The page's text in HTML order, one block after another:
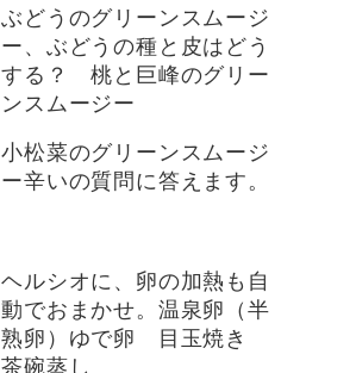
ぶどうのグリーンスムージ
ー、ぶどうの種と皮はどう
する？ 桃と巨峰のグリー
ンスムージー
小松菜のグリーンスムージ
ー辛いの質問に答えます。
ヘルシオに、卵の加熱も自
動でおまかせ。温泉卵（半
熟卵）ゆで卵 目玉焼き
茶碗蒸し